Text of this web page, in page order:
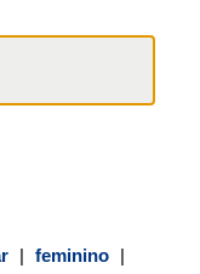
| feminino |